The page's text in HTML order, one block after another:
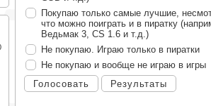
Покупаю только самые лучшие,
что можно поиграть и в пиратку
Ведьмак 3, CS 1.6 и т.д.)
Не покупаю. Играю только в пиратки
Не покупаю и вообще не играю в игры
Голосовать
Результаты